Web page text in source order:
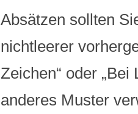
Absätzen sollten
nichtleerer
Zeichen“ oder „Bei
anderes Muster